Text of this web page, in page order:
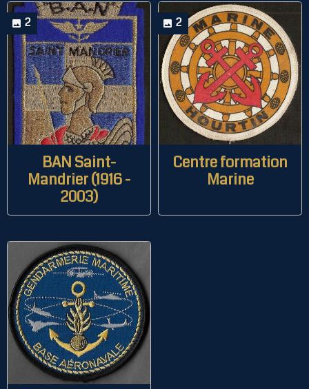
2
BAN Saint-
Mandrier (1916 -
2003)
2
Centre formation
Marine